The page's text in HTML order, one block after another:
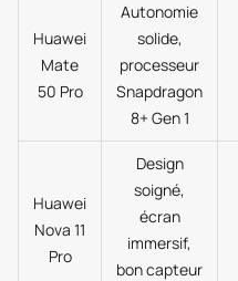
Huawei
Mate
50 Pro
Autonomie
solide,
processeur
Snapdragon
8+ Gen 1
Huawei
Nova 11
Pro
Design
soigné,
écran
immersif,
bon capteur